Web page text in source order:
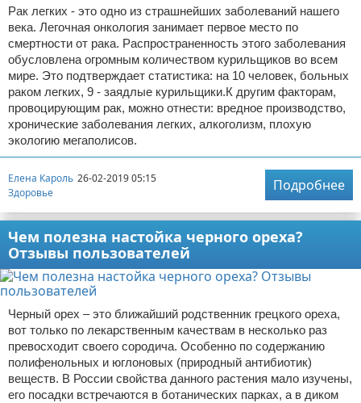
Рак легких - это одно из страшнейших заболеваний нашего
века. Легочная онкология занимает первое место по
смертности от рака. Распространенность этого заболевания
обусловлена огромным количеством курильщиков во всем
мире. Это подтверждает статистика: на 10 человек, больных
раком легких, 9 - заядлые курильщики.К другим факторам,
провоцирующим рак, можно отнести: вредное производство,
хронические заболевания легких, алкоголизм, плохую
экологию мегаполисов.
Елена Кароль 26-02-2019 05:15
Здоровье
Подробнее
Чем полезна настойка черного ореха?
Отзывы пользователей
Черный орех – это ближайший родственник грецкого ореха,
вот только по лекарственным качествам в несколько раз
превосходит своего сородича. Особенно по содержанию
полифенольных и юглоновых (природный антибиотик)
веществ. В России свойства данного растения мало изучены,
его посадки встречаются в ботанических парках, а в диком